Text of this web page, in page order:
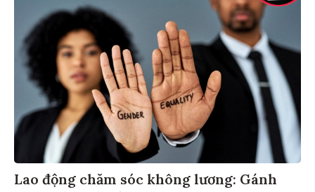
Lao động chăm sóc không lương: Gánh